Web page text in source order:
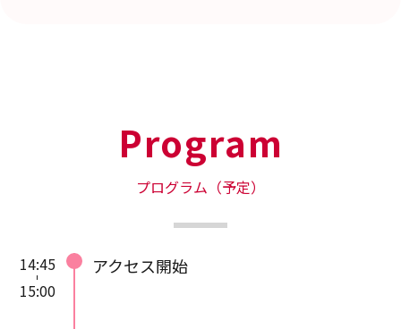
申し込みをお願いいたします。
講師と同業、コンサルタントの
方、また主催社競合製品・サー
ビスを取り扱う企業はご遠慮く
Program
プログラム（予定）
14:45
15:00
アクセス開始